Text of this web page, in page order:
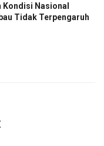
Kondisi Nasional
Tidak Terpengaruh